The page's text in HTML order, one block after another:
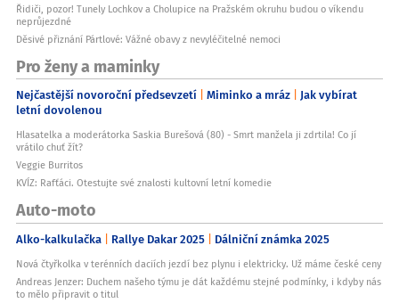
Řidiči, pozor! Tunely Lochkov a Cholupice na Pražském okruhu budou o víkendu
neprůjezdné
Děsivé přiznání Pártlové: Vážné obavy z nevyléčitelné nemoci
Pro ženy a maminky
Nejčastější novoroční předsevzetí Miminko a mráz Jak vybírat
letní dovolenou
Hlasatelka a moderátorka Saskia Burešová (80) - Smrt manžela ji zdrtila! Co jí
vrátilo chuť žít?
Veggie Burritos
KVÍZ: Rafťáci. Otestujte své znalosti kultovní letní komedie
Auto-moto
Alko-kalkulačka Rallye Dakar 2025 Dálniční známka 2025
Nová čtyřkolka v terénních daciích jezdí bez plynu i elektricky. Už máme české ceny
Andreas Jenzer: Duchem našeho týmu je dát každému stejné podmínky, i kdyby nás
to mělo připravit o titul